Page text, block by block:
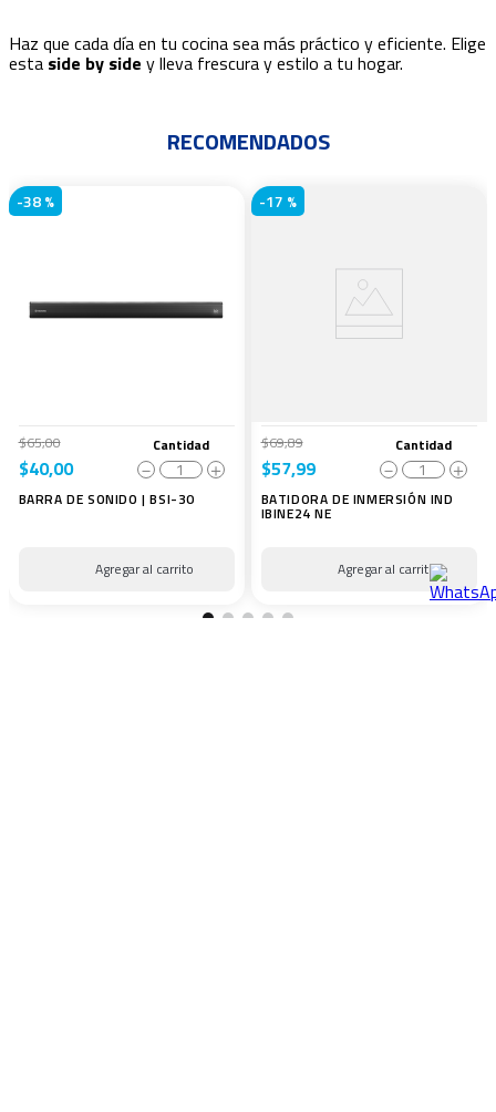
Haz que cada día en tu cocina sea más práctico y eficiente. Elige
esta side by side y lleva frescura y estilo a tu hogar.
RECOMENDADOS
-38 %
$65,00
$40,00
Cantidad
＋
－
BARRA DE SONIDO | BSI-30
-17 %
$69,89
$57,99
Cantidad
＋
－
BATIDORA DE INMERSIÓN IND
IBINE24 NE